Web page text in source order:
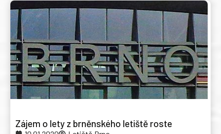
Zájem o lety z brněnského letiště roste